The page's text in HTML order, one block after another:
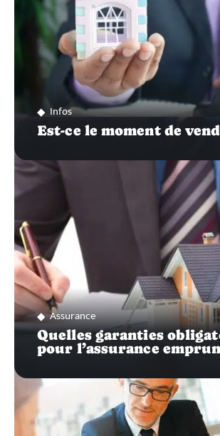
Infos
Est-ce le moment de
Assurance
Quelles garanties
pour l’assurance